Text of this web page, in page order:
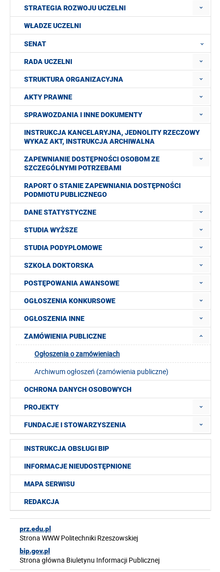
STRATEGIA ROZWOJU UCZELNI
WŁADZE UCZELNI
SENAT
RADA UCZELNI
STRUKTURA ORGANIZACYJNA
AKTY PRAWNE
SPRAWOZDANIA I INNE DOKUMENTY
INSTRUKCJA KANCELARYJNA, JEDNOLITY RZECZOWY
WYKAZ AKT, INSTRUKCJA ARCHIWALNA
ZAPEWNIANIE DOSTĘPNOŚCI OSOBOM ZE
SZCZEGÓLNYMI POTRZEBAMI
RAPORT O STANIE ZAPEWNIANIA DOSTĘPNOŚCI
PODMIOTU PUBLICZNEGO
DANE STATYSTYCZNE
STUDIA WYŻSZE
STUDIA PODYPLOMOWE
SZKOŁA DOKTORSKA
POSTĘPOWANIA AWANSOWE
OGŁOSZENIA KONKURSOWE
OGŁOSZENIA INNE
ZAMÓWIENIA PUBLICZNE
Ogłoszenia o zamówieniach
Archiwum ogłoszeń (zamówienia publiczne)
OCHRONA DANYCH OSOBOWYCH
PROJEKTY
FUNDACJE I STOWARZYSZENIA
INSTRUKCJA OBSŁUGI BIP
INFORMACJE NIEUDOSTĘPNIONE
MAPA SERWISU
REDAKCJA
prz.edu.pl
Strona WWW Politechniki Rzeszowskiej
bip.gov.pl
Strona główna Biuletynu Informacji Publicznej